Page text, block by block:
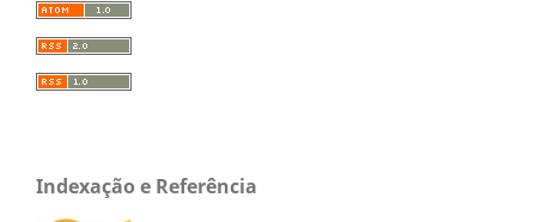
Indexação e Referência